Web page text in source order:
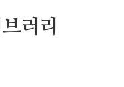
러리